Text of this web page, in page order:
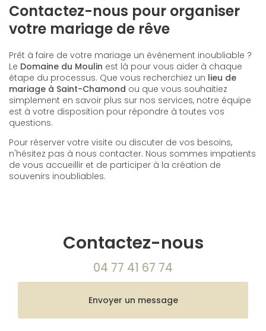
Contactez-nous pour organiser
votre mariage de rêve
Prêt à faire de votre mariage un événement inoubliable ?
Le Domaine du Moulin est là pour vous aider à chaque
étape du processus. Que vous recherchiez un lieu de
mariage à Saint-Chamond ou que vous souhaitiez
simplement en savoir plus sur nos services, notre équipe
est à votre disposition pour répondre à toutes vos
questions.
Pour réserver votre visite ou discuter de vos besoins,
n'hésitez pas à nous contacter. Nous sommes impatients
de vous accueillir et de participer à la création de
souvenirs inoubliables.
Contactez-nous
04 77 41 67 74
Envoyer un message